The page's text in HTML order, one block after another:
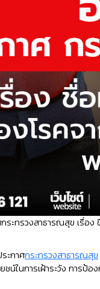
กระทรวงสาธารณสุข เรื่อ
ะกาศกระทรวงสาธารณสุข
น์ในการเฝ้าระวัง การป้